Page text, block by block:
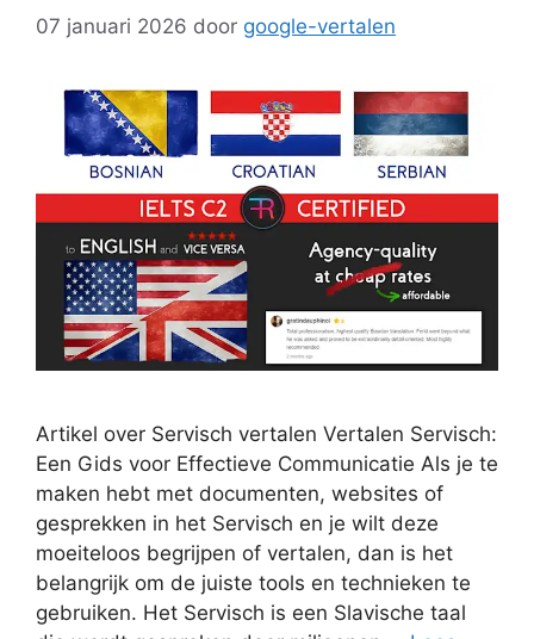
07 januari 2026 door google-vertalen
Artikel over Servisch vertalen Vertalen Servisch:
Een Gids voor Effectieve Communicatie Als je te
maken hebt met documenten, websites of
gesprekken in het Servisch en je wilt deze
moeiteloos begrijpen of vertalen, dan is het
belangrijk om de juiste tools en technieken te
gebruiken. Het Servisch is een Slavische taal